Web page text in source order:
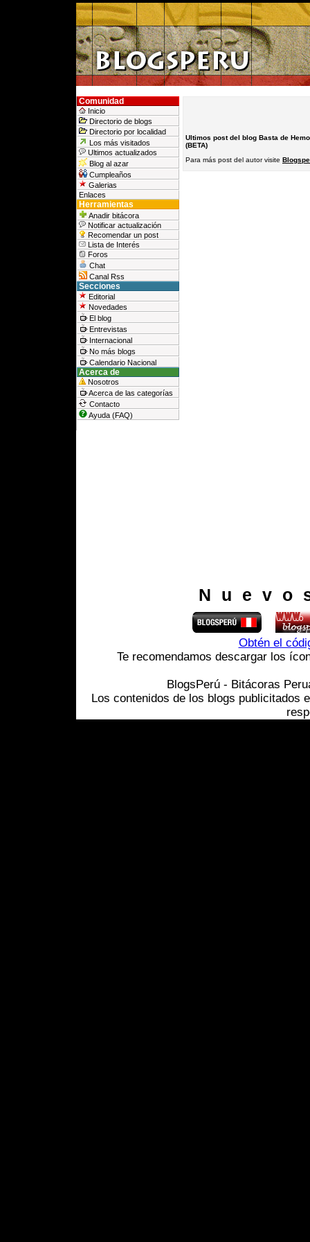
Comunidad
Inicio
Directorio de blogs
Directorio por localidad
Los más visitados
Ultimos actualizados
Blog al azar
Cumpleaños
Galerias
Enlaces
Herramientas
Anadir bitácora
Notificar actualización
Recomendar un post
Lista de Interés
Foros
Chat
Canal Rss
Secciones
Editorial
Novedades
El blog
Entrevistas
Internacional
No más blogs
Calendario Nacional
Acerca de
Nosotros
Acerca de las categorías
Contacto
Ayuda (FAQ)
Ultimos post del blog Basta de
(BETA)
Para más post del autor visite
Obtén el
Te recomendamos descargar los
BlogsPerú - Bitácoras
Los contenidos de los blogs publicitados